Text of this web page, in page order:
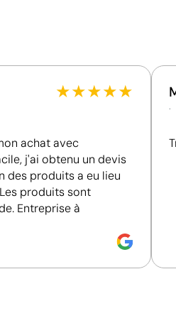
avec un excellent
social selon une norme
★★★★★
achat avec
j'ai obtenu un devis
des produits a eu lieu
produits sont
Entreprise à
.